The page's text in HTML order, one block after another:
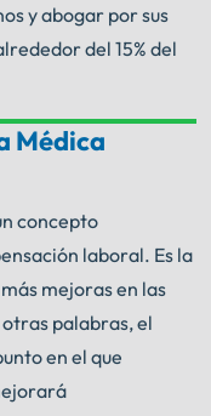
y abogar por sus
del 15% del
aquí.
ahora!
Desde el
Legal
Médica
concepto
laboral. Es la
mejoras en las
palabras, el
en el que